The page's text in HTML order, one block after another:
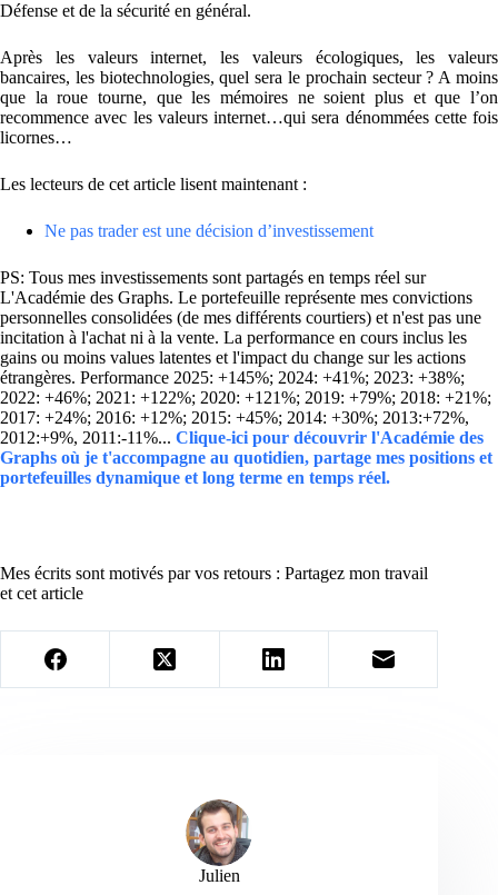
Défense et de la sécurité en général.
Après les valeurs internet, les valeurs écologiques, les valeurs
bancaires, les biotechnologies, quel sera le prochain secteur ? A moins
que la roue tourne, que les mémoires ne soient plus et que l’on
recommence avec les valeurs internet…qui sera dénommées cette fois
licornes…
Les lecteurs de cet article lisent maintenant :
Ne pas trader est une décision d’investissement
PS: Tous mes investissements sont partagés en temps réel sur
L'Académie des Graphs. Le portefeuille représente mes convictions
personnelles consolidées (de mes différents courtiers) et n'est pas une
incitation à l'achat ni à la vente. La performance en cours inclus les
gains ou moins values latentes et l'impact du change sur les actions
étrangères. Performance 2025: +145%; 2024: +41%; 2023: +38%;
2022: +46%; 2021: +122%; 2020: +121%; 2019: +79%; 2018: +21%;
2017: +24%; 2016: +12%; 2015: +45%; 2014: +30%; 2013:+72%,
2012:+9%, 2011:-11%... Clique-ici pour découvrir l'Académie des
Graphs où je t'accompagne au quotidien, partage mes positions et
portefeuilles dynamique et long terme en temps réel.
Mes écrits sont motivés par vos retours : Partagez mon travail
et cet article
Julien